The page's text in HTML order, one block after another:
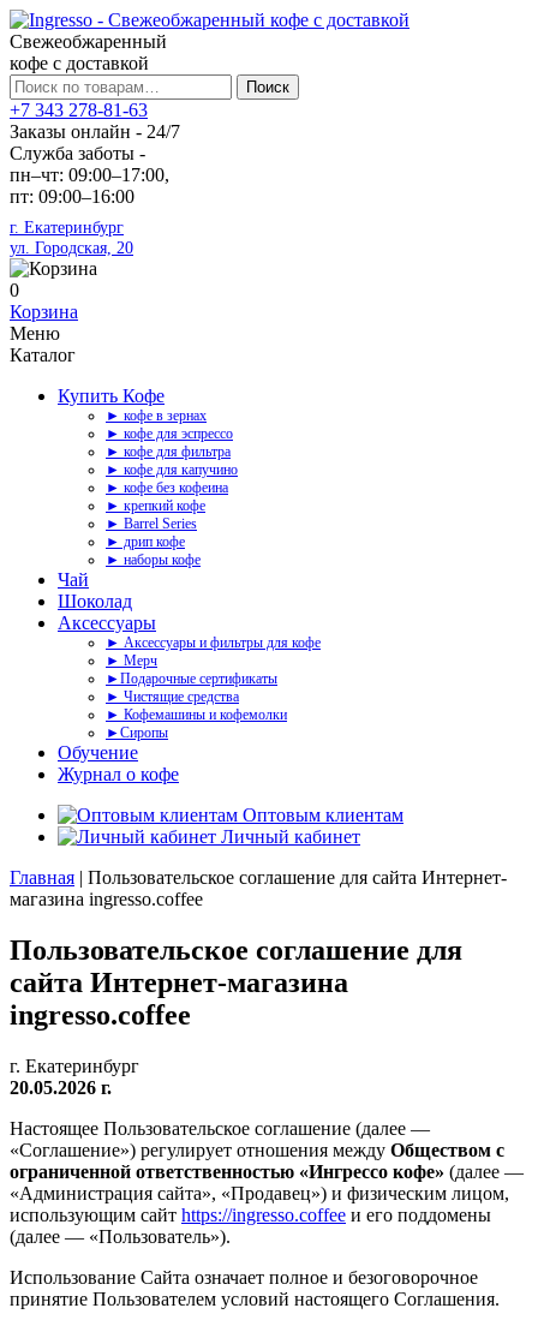
Свежеобжаренный
кофе с доставкой
Искать:
Поиск
+7 343 278-81-63
Заказы онлайн - 24/7
Служба заботы -
пн–чт: 09:00–17:00,
пт: 09:00–16:00
г. Екатеринбург
ул. Городская, 20
0
Корзина
Меню
Каталог
Купить Кофе
► кофе в зернах
► кофе для эспрессо
► кофе для фильтра
► кофе для капучино
► кофе без кофеина
► крепкий кофе
► Barrel Series
► дрип кофе
► наборы кофе
Чай
Шоколад
Аксессуары
► Аксессуары и фильтры для кофе
► Мерч
►Подарочные сертификаты
► Чистящие средства
► Кофемашины и кофемолки
►Сиропы
Обучение
Журнал о кофе
Оптовым клиентам
Личный кабинет
Главная | Пользовательское соглашение для сайта Интернет-
магазина ingresso.coffee
Пользовательское соглашение для
сайта Интернет-магазина
ingresso.coffee
г. Екатеринбург
20.05.2026 г.
Настоящее Пользовательское соглашение (далее —
«Соглашение») регулирует отношения между Обществом с
ограниченной ответственностью «Ингрессо кофе» (далее —
«Администрация сайта», «Продавец») и физическим лицом,
использующим сайт https://ingresso.coffee и его поддомены
(далее — «Пользователь»).
Использование Сайта означает полное и безоговорочное
принятие Пользователем условий настоящего Соглашения.